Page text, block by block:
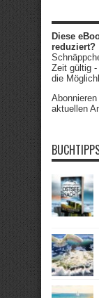
Diese
reduziert?
Zeit gültig -
die
aktuellen